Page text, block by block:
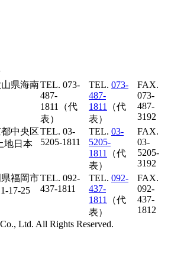
山県海南TEL. 073-
487-
1811（代
表）
TEL. 073-
487-
1811
（代
表）
FAX.
073-
487-
3192
都中央区
地日本
TEL. 03-
5205-1811
TEL. 03-
5205-
1811
（代
表）
FAX.
03-
5205-
3192
県福岡市
17-25
TEL. 092-
437-1811
TEL. 092-
437-
1811
（代
表）
FAX.
092-
437-
1812
Ltd. All Rights Reserved.